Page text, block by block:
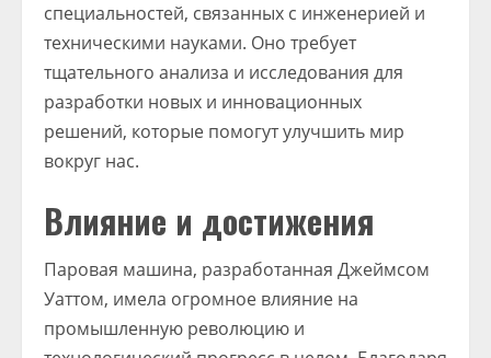
специальностей, связанных с инженерией и
техническими науками. Оно требует
тщательного анализа и исследования для
разработки новых и инновационных
решений, которые помогут улучшить мир
вокруг нас.
Влияние и достижения
Паровая машина, разработанная Джеймсом
Уаттом, имела огромное влияние на
промышленную революцию и